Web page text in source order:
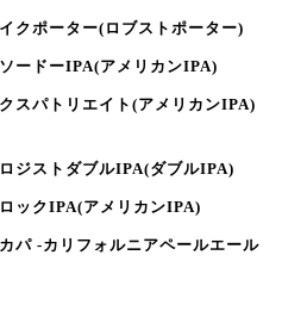
クポーター(ロブストポーター)
ードーIPA(アメリカンIPA)
スパトリエイト (アメリカンIPA)
ジストダブルIPA(ダブルIPA)
ックIPA(アメリカンIPA)
パ -カリフォルニアペールエール